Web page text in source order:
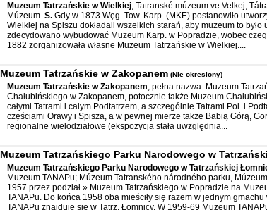
Muzeum Tatrzańskie w Wielkiej; Tatranské múzeum ve Velkej;
Múzeum. S. Gdy w 1873 Węg. Tow. Karp. (MKE) postanowiło
Wielkiej na Spiszu dokładali wszelkich starań, aby muzeum to
zdecydowano wybudować Muzeum Karp. w Popradzie, wobec
1882 zorganizowała własne Muzeum Tatrzańskie w Wielkiej....
Muzeum Tatrzańskie w Zakopanem (Nie okreslony)
Muzeum Tatrzańskie w Zakopanem, pełna nazwa: Muzeum
Chałubińskiego w Zakopanem, potocznie także Muzeum
całymi Tatrami i całym Podtatrzem, a szczególnie Tatrami Pol. i
częściami Orawy i Spisza, a w pewnej mierze także Babią Górą,
regionalne wielodziałowe (ekspozycja stała uwzględnia...
Muzeum Tatrzańskiego Parku Narodowego w Tatrzański
Muzeum Tatrzańskiego Parku Narodowego w Tatrzańskiej
Muzeum TANAPu; Múzeum Tatranského národného parku,
1957 przez podział » Muzeum Tatrzańskiego w Popradzie na
TANAPu. Do końca 1958 oba mieściły się razem w jednym
TANAPu znajduje się w Tatrz. Łomnicy. W 1959-69 Muzeum